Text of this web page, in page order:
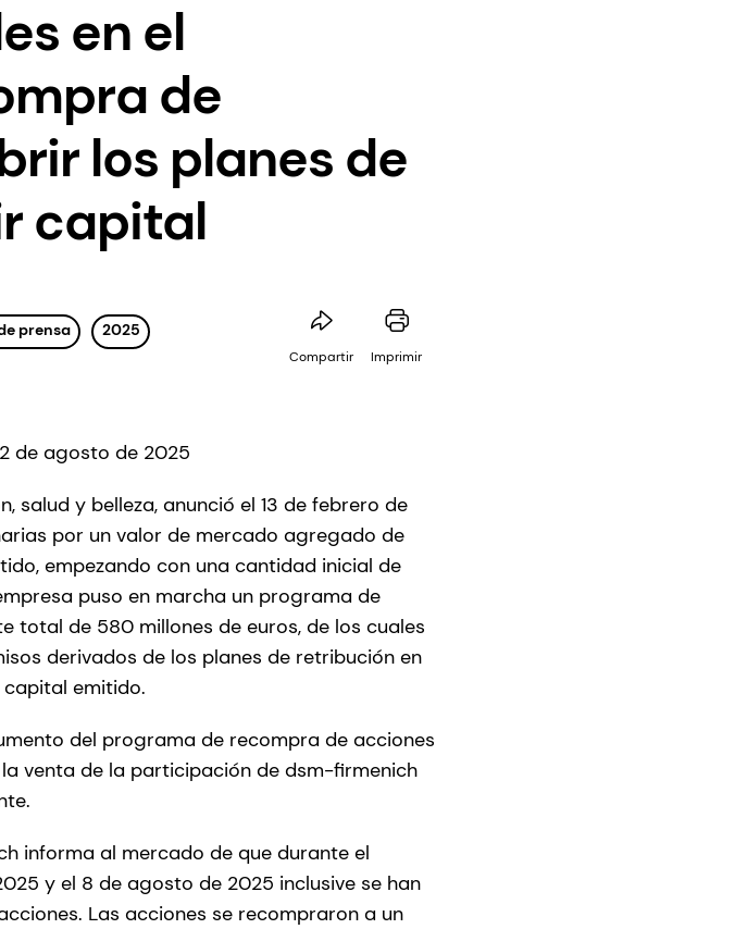
en el
de
los planes de
capital
prensa 2025
Compartir Imprimir
de agosto de 2025
salud y belleza, anunció el 13 de febrero de
por un valor de mercado agregado de
empezando con una cantidad inicial de
puso en marcha un programa de
total de 580 millones de euros, de los cuales
derivados de los planes de retribución en
emitido.
del programa de recompra de acciones
venta de la participación de dsm-firmenich
informa al mercado de que durante el
y el 8 de agosto de 2025 inclusive se han
Las acciones se recompraron a un